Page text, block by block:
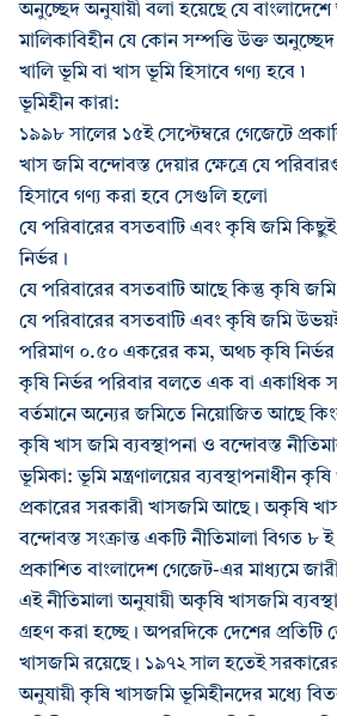
অনুচ্ছেদ অনুযায়ী বলা হয়েছে যে
মালিকাবিহীন যে কোন সম্পত্তি উক্ত
খালি ভূমি বা খাস ভূমি হিসাবে গণ্য হবে ৷
ভূমিহীন কারা:
১৯৯৮ সালের ১৫ই সেপ্টেম্বরে গেজেটে
খাস জমি বন্দোবস্ত দেয়ার ক্ষেত্রে যে
হিসাবে গণ্য করা হবে সেগুলি হলো
যে পরিবারের বসতবাটি এবং কৃষি জমি কিছুই
নির্ভর।
যে পরিবারের বসতবাটি আছে কিন্তু কৃষি
যে পরিবারের বসতবাটি এবং কৃষি জমি
পরিমাণ ০.৫০ একরের কম, অথচ কৃষি
কৃষি নির্ভর পরিবার বলতে এক বা একাধিক
বর্তমানে অন্যের জমিতে নিয়োজিত আছে
কৃষি খাস জমি ব্যবস্থাপনা ও বন্দোবস্ত
ভূমিকা: ভূমি মন্ত্রণালয়ের ব্যবস্থাপনাধীন
প্রকারের সরকারী খাসজমি আছে। অকৃষি
বন্দোবস্ত সংক্রান্ত একটি নীতিমালা বিগত ৮
প্রকাশিত বাংলাদেশ গেজেট-এর মাধ্যমে
এই নীতিমালা অনুযায়ী অকৃষি খাসজমি
গ্রহণ করা হচ্ছে। অপরদিকে দেশের প্রতিটি
খাসজমি রয়েছে। ১৯৭২ সাল হতেই সরকারের
অনুযায়ী কৃষি খাসজমি ভূমিহীনদের মধ্যে